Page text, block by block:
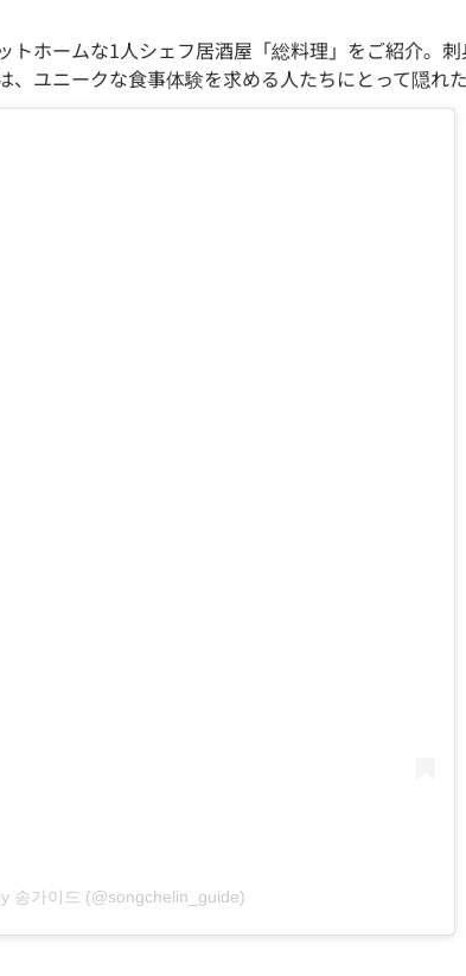
ホームな1人シェフ居酒屋「総料理」をご紹介。
ユニークな食事体験を求める人たちにとって隠れた
송가이드 (@songchelin_guide)